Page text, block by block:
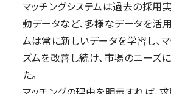
マッチングシステムは過去の採用
動データなど、多様なデータを活
ムは常に新しいデータを学習し、
ズムを改善し続け、市場のニーズ
た。